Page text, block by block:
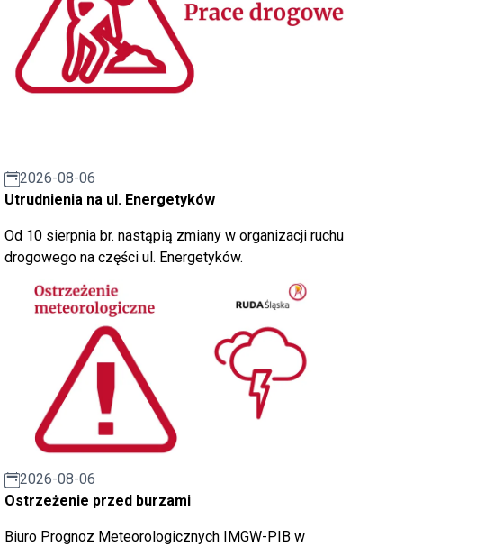
2026-08-06
Utrudnienia na ul. Energetyków
Od 10 sierpnia br. nastąpią zmiany w organizacji ruchu
drogowego na części ul. Energetyków.
2026-08-06
Ostrzeżenie przed burzami
Biuro Prognoz Meteorologicznych IMGW-PIB w